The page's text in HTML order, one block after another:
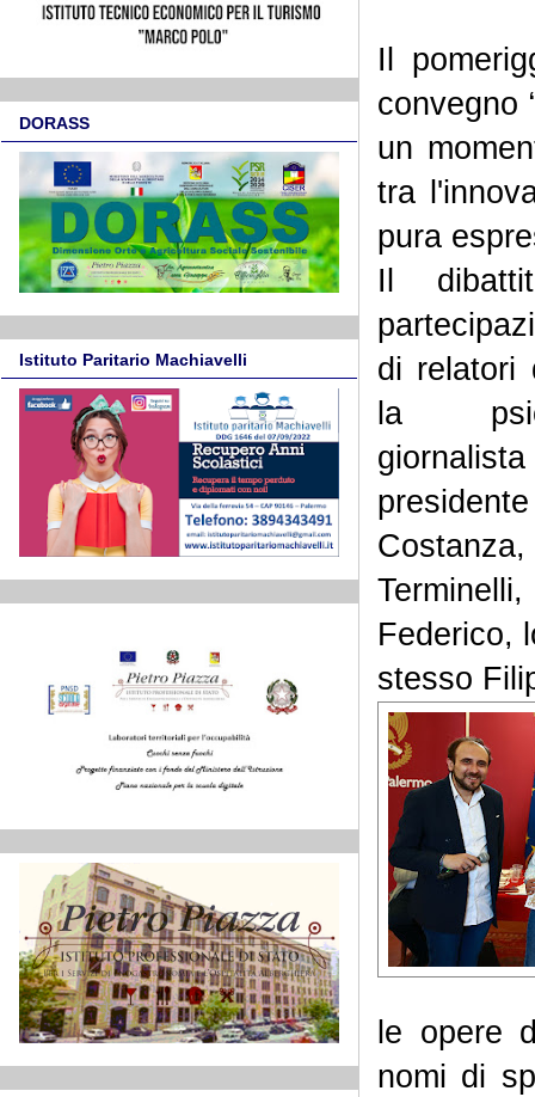
Il
convegno
un
tra
pura
Il
di relatori
la
Federico,
stesso
le opere
nomi di
DORASS
Istituto Paritario Machiavelli